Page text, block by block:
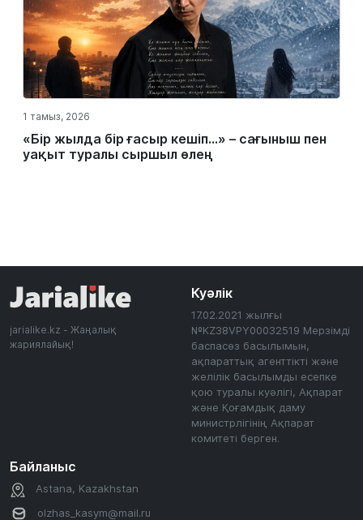
1 тамыз, 2026
«Бір жылда бір ғасыр кешіп…» – сағыныш пен
уақыт туралы сыршыл өлең
jarialike.kz - Жаңалық
жариялайық!
Куәлік
17.02.2021 жылғы
№KZ38VPY00032519 Мерзімді
баспасөз басылымын,
ақпараттық агенттікті және
желілік басылымды есепке
қою туралы куәлігі, Ақпарат
және Қоғамдық даму
министрлігінің Ақпарат
комитеті берген.
Байланыс
Astana, Kazakhstan
olzhas_kasym@mail.ru